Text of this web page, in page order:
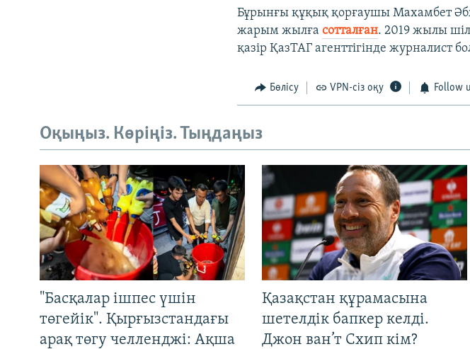
Бұрынғы құқық қорғаушы Махамбет
жарым жылғасотталған. 2019 жылы
қазір ҚазТАГ агенттігінде журналист
Бөлісу VPN-сіз оқу Follow
Оқыңыз. Көріңіз. Тыңдаңыз
"Басқалар ішпес үшін
төгейік". Қырғызстандағы
арақ төгу челленджі: Ақша
Қазақстан құрамасына
шетелдік бапкер келді.
Джон ван’т Схип кім?